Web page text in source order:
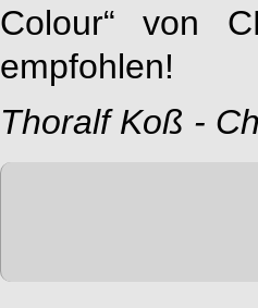
Colour“ von
empfohlen!
Thoralf Koß -